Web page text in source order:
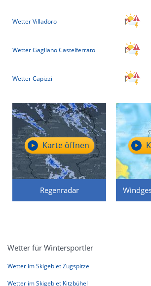
Wetter Villadoro
Wetter Gagliano Castelferrato
Wetter Capizzi
Regenradar
Karte öffnen
Wetter für Wintersportler
Wetter im Skigebiet Zugspitze
Wetter im Skigebiet Kitzbühel